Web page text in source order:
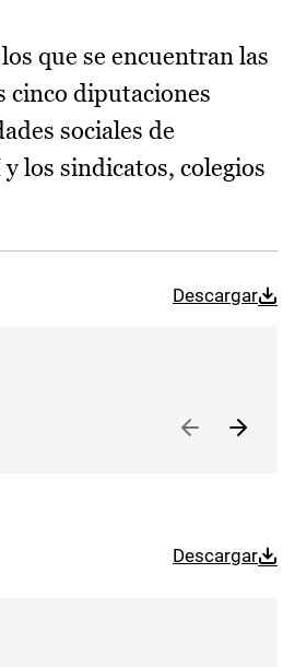
que se encuentran las
cinco diputaciones
sociales de
los sindicatos, colegios
Descargar
Descargar